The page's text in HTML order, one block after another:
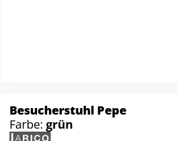
Besucherstuhl Pepe
Farbe: grün